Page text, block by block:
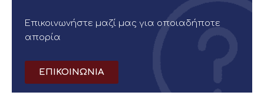
Επικοινωνήστε μαζί μας για οποιαδήποτε
απορία
ΕΠΙΚΟΙΝΩΝΙΑ